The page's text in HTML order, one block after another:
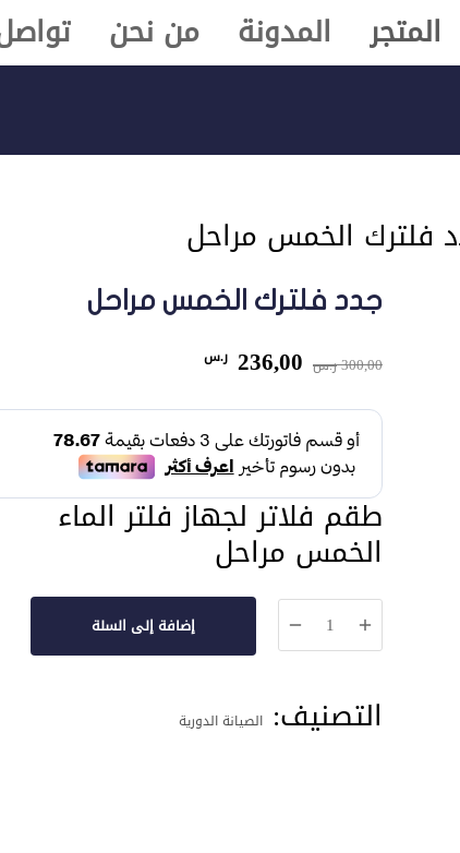
المتجر المدونة من نحن
فلترك الخمس مراحل
جدد فلترك الخمس مراحل
300,00ر.س السعر
الأصلي
هو:
300,00 ر.س.
236,00 ر.سالحالي
هو:
236,00 ر.س.
طقم فلاتر لجهاز فلتر الماء
الخمس مراحل
كمية
جدد
الخمس
إضافة إلى السلة
التصنيف:الصيانة الدورية